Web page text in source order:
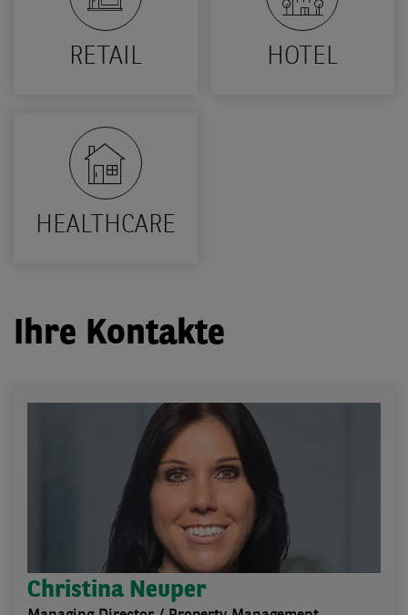
RETAIL HOTEL
HEALTHCARE
Ihre Kontakte
Christina Neuper